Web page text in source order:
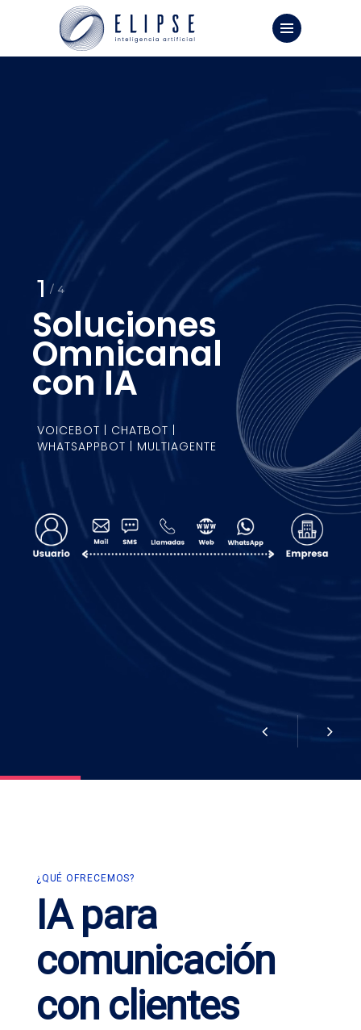
1 / 4
Soluciones
Omnicanal
con IA
VOICEBOT | CHATBOT |
WHATSAPPBOT | MULTIAGENTE
¿QUÉ OFRECEMOS?
IA para
comunicación
con clientes